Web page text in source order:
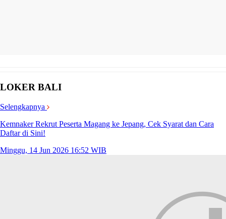
LOKER BALI
Selengkapnya
Kemnaker Rekrut Peserta Magang ke Jepang, Cek Syarat dan Cara
Daftar di Sini!
Minggu, 14 Jun 2026 16:52 WIB